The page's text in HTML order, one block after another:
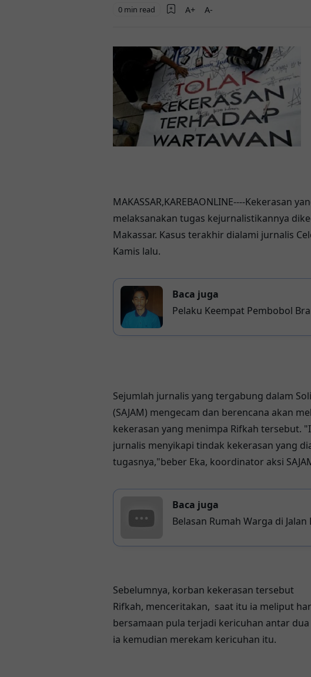
0 min read
MAKASSAR,KAREBAONLINE----Kekerasan
melaksanakan tugas kejurnalistikannya
Makassar. Kasus terakhir dialami jurnalis
Kamis lalu.
Baca juga
Pelaku Keempat Pembobol
Sejumlah jurnalis yang tergabung dalam
(SAJAM) mengecam dan berencana akan
kekerasan yang menimpa Rifkah tersebut.
jurnalis menyikapi tindak kekerasan yang
tugasnya,"beber Eka, koordinator aksi
Baca juga
Belasan Rumah Warga di
Sebelumnya, korban kekerasan tersebut
Rifkah, menceritakan, saat itu ia meliput
bersamaan pula terjadi kericuhan antar
ia kemudian merekam kericuhan itu.